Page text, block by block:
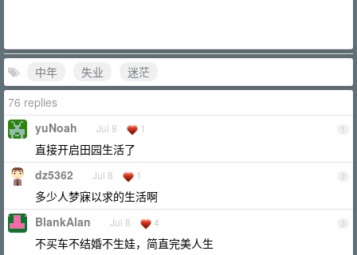
中年 失业
迷茫
76 replies
1
yuNoah Jul 8 1
直接开启田园生活了
2
dz5362 Jul 8 1
多少人梦寐以求的生活啊
3
BlankAlan Jul 8 4
不买车不结婚不生娃，简直完美人生